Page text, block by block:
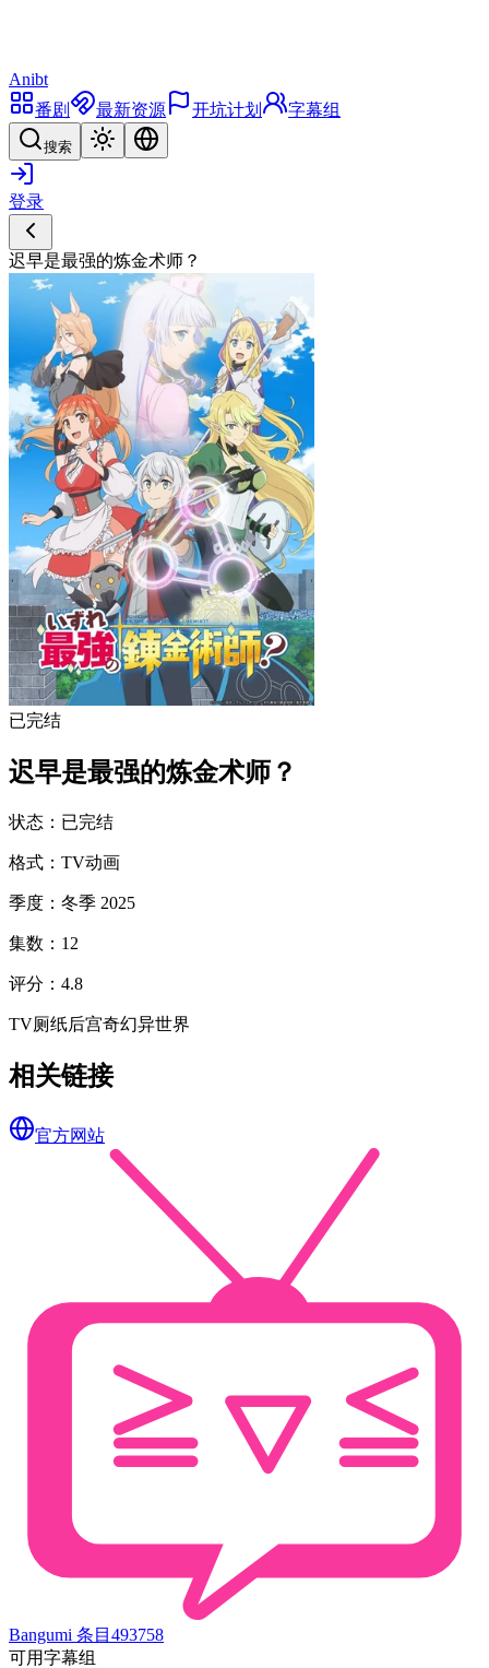
Anibt
番剧
最新资源 开坑计划 字幕组
搜索
登录
迟早是最强的炼金术师？
已完结
迟早是最强的炼金术师？
状态 ： 已完结
格式 ： TV动画
季度 ： 冬季 2025
集数 ： 12
评分 ： 4.8
TV厕纸后宫奇幻异世界
相关链接
官方网站
Bangumi 条目 493758
可用字幕组